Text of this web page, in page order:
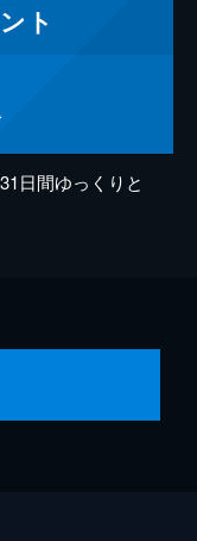
ト
日間ゆっくりと